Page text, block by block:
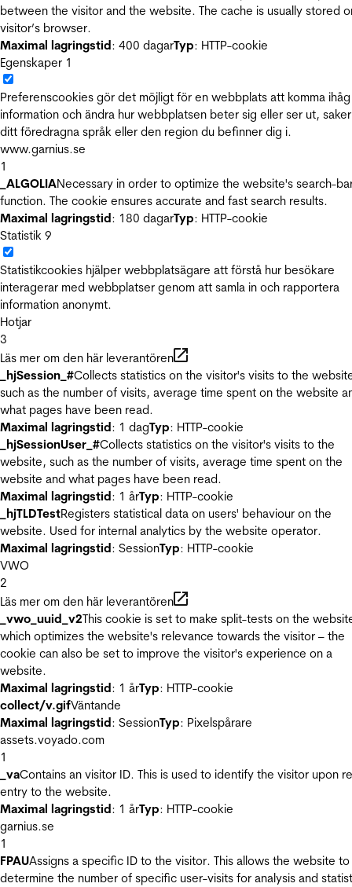
between the visitor and the website. The cache is usually stored
visitor’s browser.
Maximal lagringstid: 400 dagarTyp: HTTP-cookie
Egenskaper 1
Preferenscookies gör det möjligt för en webbplats att komma ihåg
information och ändra hur webbplatsen beter sig eller ser ut,
ditt föredragna språk eller den region du befinner dig i.
www.garnius.se
1
_ALGOLIANecessary in order to optimize the website's search-
function. The cookie ensures accurate and fast search results.
Maximal lagringstid: 180 dagarTyp: HTTP-cookie
Statistik 9
Statistikcookies hjälper webbplatsägare att förstå hur besökare
interagerar med webbplatser genom att samla in och rapportera
information anonymt.
Hotjar
3
Läs mer om den här leverantören
_hjSession_#Collects statistics on the visitor's visits to the
such as the number of visits, average time spent on the website
what pages have been read.
Maximal lagringstid: 1 dagTyp: HTTP-cookie
_hjSessionUser_#Collects statistics on the visitor's visits to the
website, such as the number of visits, average time spent on the
website and what pages have been read.
Maximal lagringstid: 1 årTyp: HTTP-cookie
_hjTLDTestRegisters statistical data on users' behaviour on the
website. Used for internal analytics by the website operator.
Maximal lagringstid: SessionTyp: HTTP-cookie
VWO
2
Läs mer om den här leverantören
_vwo_uuid_v2This cookie is set to make split-tests on the
which optimizes the website's relevance towards the visitor – the
cookie can also be set to improve the visitor's experience on a
website.
Maximal lagringstid: 1 årTyp: HTTP-cookie
collect/v.gifVäntande
Maximal lagringstid: SessionTyp: Pixelspårare
assets.voyado.com
1
_vaContains an visitor ID. This is used to identify the visitor upon
entry to the website.
Maximal lagringstid: 1 årTyp: HTTP-cookie
garnius.se
1
FPAUAssigns a specific ID to the visitor. This allows the website to
determine the number of specific user-visits for analysis and